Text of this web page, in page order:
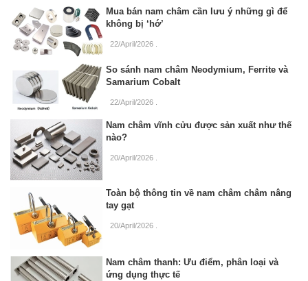
Mua bán nam châm cần lưu ý những gì để
không bị ‘hớ’
22/April/2026
So sánh nam châm Neodymium, Ferrite và
Samarium Cobalt
22/April/2026
Nam châm vĩnh cửu được sản xuất như thế
nào?
20/April/2026
Toàn bộ thông tin về nam châm châm nâng
tay gạt
20/April/2026
Nam châm thanh: Ưu điểm, phân loại và
ứng dụng thực tế